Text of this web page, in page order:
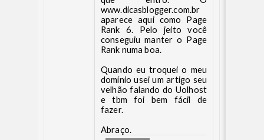
www.dicasblogger.com.br
aparece aqui como Page
Rank 6. Pelo jeito você
conseguiu manter o Page
Rank numa boa.
Quando eu troquei o meu
domínio usei um artigo seu
velhão falando do Uolhost
e tbm foi bem fácil de
fazer.
Abraço.